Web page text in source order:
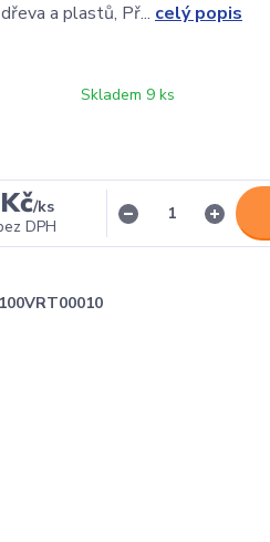
a plastů, Př... celý popis
Skladem 9 ks
/ks
DPH
100VRT00010